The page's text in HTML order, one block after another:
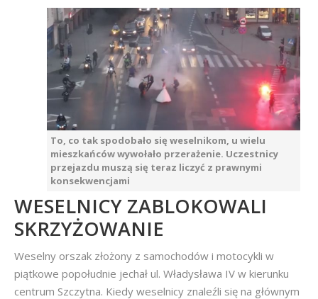
To, co tak spodobało się weselnikom, u wielu
mieszkańców wywołało przerażenie. Uczestnicy
przejazdu muszą się teraz liczyć z prawnymi
konsekwencjami
WESELNICY ZABLOKOWALI
SKRZYŻOWANIE
Weselny orszak złożony z samochodów i motocykli w
piątkowe popołudnie jechał ul. Władysława IV w kierunku
centrum Szczytna. Kiedy weselnicy znaleźli się na głównym